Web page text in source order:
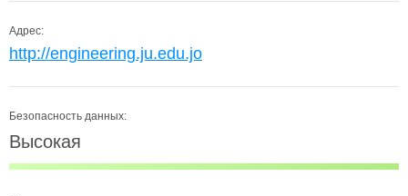
Адрес:
http://engineering.ju.edu.jo
Безопасность данных:
Высокая